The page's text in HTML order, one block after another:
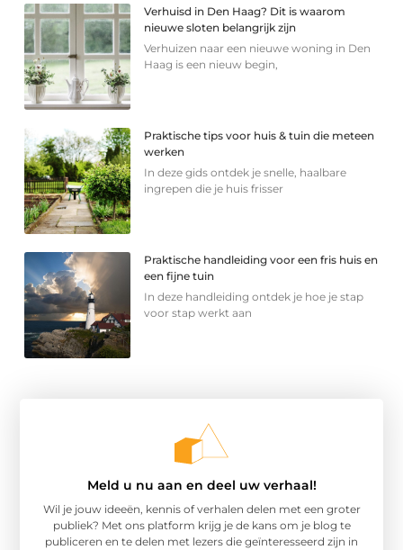
Verhuisd in Den Haag? Dit is waarom
nieuwe sloten belangrijk zijn
Verhuizen naar een nieuwe woning in Den
Haag is een nieuw begin,
Praktische tips voor huis & tuin die meteen
werken
In deze gids ontdek je snelle, haalbare
ingrepen die je huis frisser
Praktische handleiding voor een fris huis en
een fijne tuin
In deze handleiding ontdek je hoe je stap
voor stap werkt aan
Meld u nu aan en deel uw verhaal!
Wil je jouw ideeën, kennis of verhalen delen met een groter
publiek? Met ons platform krijg je de kans om je blog te
publiceren en te delen met lezers die geïnteresseerd zijn in